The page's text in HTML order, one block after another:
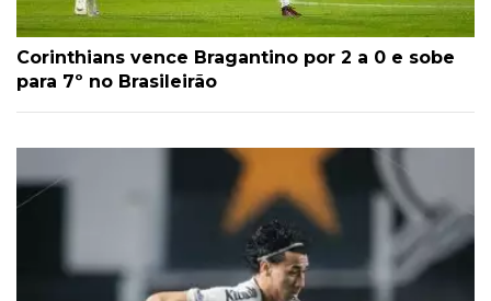
Corinthians vence Bragantino por 2 a 0 e sobe
para 7º no Brasileirão